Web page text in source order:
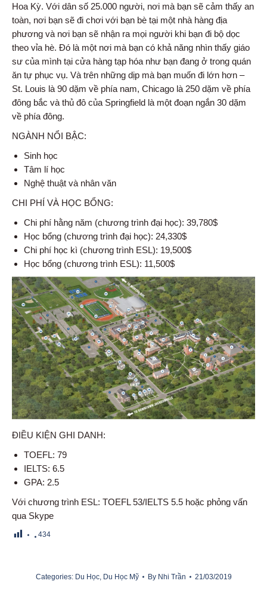
Hoa Kỳ. Với dân số 25.000 người, nơi mà bạn sẽ cảm thấy an
toàn, nơi bạn sẽ đi chơi với bạn bè tại một nhà hàng địa
phương và nơi bạn sẽ nhận ra mọi người khi bạn đi bộ dọc
theo vỉa hè. Đó là một nơi mà bạn có khả năng nhìn thấy giáo
sư của mình tại cửa hàng tạp hóa như bạn đang ở trong quán
ăn tự phục vụ. Và trên những dịp mà bạn muốn đi lớn hơn –
St. Louis là 90 dặm về phía nam, Chicago là 250 dặm về phía
đông bắc và thủ đô của Springfield là một đoạn ngắn 30 dặm
về phía đông.
NGÀNH NỔI BẬC:
Sinh học
Tâm lí học
Nghệ thuật và nhân văn
CHI PHÍ VÀ HỌC BỔNG:
Chi phí hằng năm (chương trình đại học): 39,780$
Học bổng (chương trình đại học): 24,330$
Chi phí học kì (chương trình ESL): 19,500$
Học bổng (chương trình ESL): 11,500$
ĐIỀU KIỆN GHI DANH:
TOEFL: 79
IELTS: 6.5
GPA: 2.5
Với chương trình ESL: TOEFL 53/IELTS 5.5 hoặc phỏng vấn
qua Skype
434
Categories: Du Học, Du Học Mỹ By Nhi Trần 21/03/2019